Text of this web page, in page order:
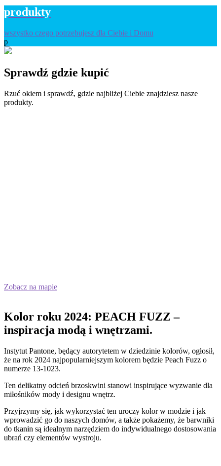
produkty
wszystko czego potrzebujesz dla Ciebie i Domu
p
Sprawdź gdzie kupić
Rzuć okiem i sprawdź, gdzie najbliżej Ciebie znajdziesz nasze
produkty.
Zobacz na mapie
Kolor roku 2024: PEACH FUZZ –
inspiracja modą i wnętrzami.
Instytut Pantone, będący autorytetem w dziedzinie kolorów, ogłosił,
że na rok 2024 najpopularniejszym kolorem będzie Peach Fuzz o
numerze 13-1023.
Ten delikatny odcień brzoskwini stanowi inspirujące wyzwanie dla
miłośników mody i designu wnętrz.
Przyjrzymy się, jak wykorzystać ten uroczy kolor w modzie i jak
wprowadzić go do naszych domów, a także pokażemy, że barwniki
do tkanin są idealnym narzędziem do indywidualnego dostosowania
ubrań czy elementów wystroju.